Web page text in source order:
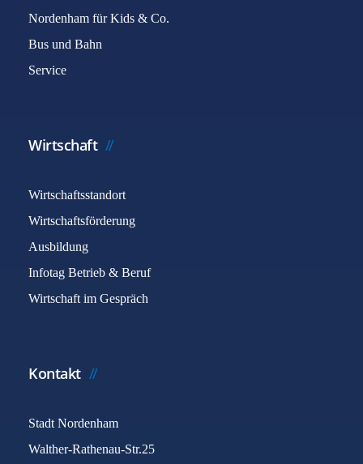
Nordenham für Kids & Co.
Bus und Bahn
Service
Wirtschaft
Wirtschaftsstandort
Wirtschaftsförderung
Ausbildung
Infotag Betrieb & Beruf
Wirtschaft im Gespräch
Kontakt
Stadt Nordenham
Walther-Rathenau-Str.25